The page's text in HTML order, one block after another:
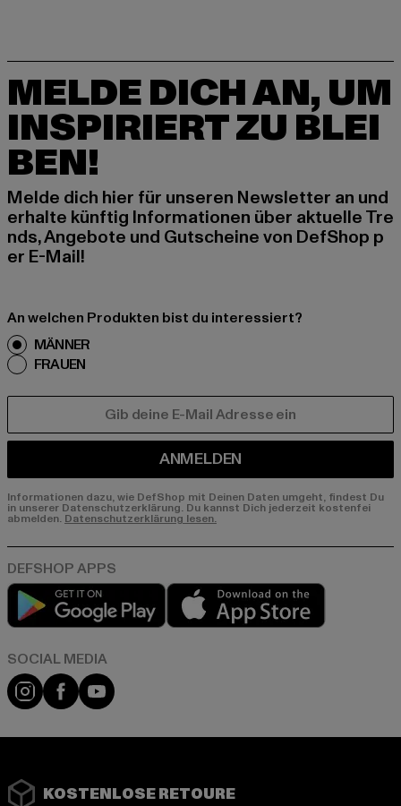
MELDE DICH AN, UM
INSPIRIERT ZU BLEI
BEN!
Melde dich hier für unseren Newsletter an und
erhalte künftig Informationen über aktuelle Tre
nds, Angebote und Gutscheine von DefShop p
er E-Mail!
An welchen Produkten bist du interessiert?
MÄNNER
FRAUEN
ANMELDEN
Informationen dazu, wie DefShop mit Deinen Daten umgeht, findest Du
in unserer Datenschutzerklärung. Du kannst Dich jederzeit kostenfei
abmelden. Datenschutzerklärung lesen.
Play market
Instagram
FacebookYouTube
KOSTENLOSE RETOURE